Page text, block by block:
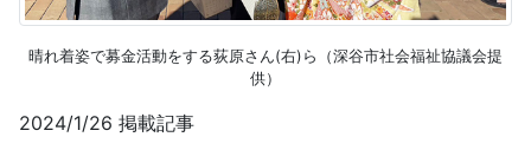
晴れ着姿で募金活動をする荻原さん(右)ら（深谷市社会福祉協議会提
供）
2024/1/26 掲載記事